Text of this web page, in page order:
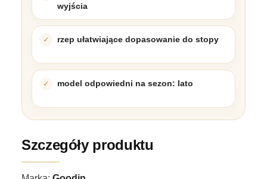
wyjścia
rzep ułatwiające dopasowanie do stopy
model odpowiedni na sezon: lato
Szczegóły produktu